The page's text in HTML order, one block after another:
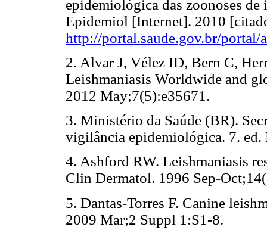
epidemiológica das zoonoses
Epidemiol [Internet]. 2010
http://portal.saude.gov.br/
2. Alvar J, Vélez ID, Bern C,
Leishmaniasis Worldwide and
2012 May;7(5):e35671.
3. Ministério da Saúde (BR).
vigilância epidemiológica. 7.
4. Ashford RW. Leishmaniasis
Clin Dermatol. 1996 Sep-
5. Dantas-Torres F. Canine
2009 Mar;2 Suppl 1:S1-8.